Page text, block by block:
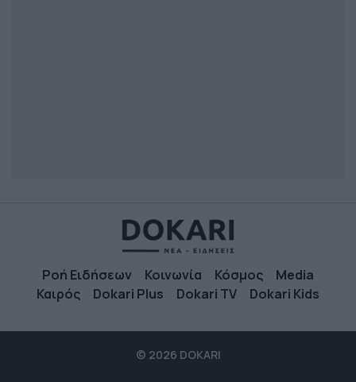
Ροή Ειδήσεων Κοινωνία Κόσμος
Media
Καιρός
Dokari Plus Dokari TV Dokari Kids
© 2026 DOKARI